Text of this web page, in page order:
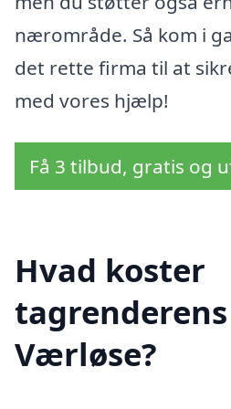
nærområde. Så kom i
det rette firma til at
med vores hjælp!
Få 3 tilbud, gratis og
Hvad koster
Værløse?